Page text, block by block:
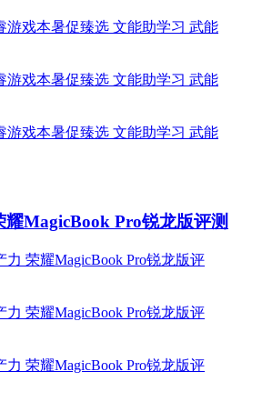
耀MagicBook Pro锐龙版评测